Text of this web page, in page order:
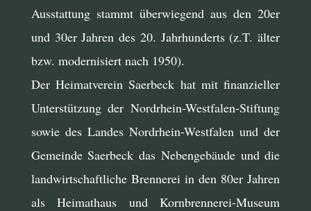
Ausstattung stammt überwiegend aus den 20er
und 30er Jahren des 20. Jahrhunderts (z.T. älter
bzw. modernisiert nach 1950).
Der Heimatverein Saerbeck hat mit finanzieller
Unterstützung der Nordrhein-Westfalen-Stiftung
sowie des Landes Nordrhein-Westfalen und der
Gemeinde Saerbeck das Nebengebäude und die
landwirtschaftliche Brennerei in den 80er Jahren
als Heimathaus und Kornbrennerei-Museum